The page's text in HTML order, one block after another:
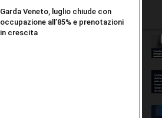
Garda Veneto, luglio chiude con
occupazione all’85% e prenotazioni
in crescita